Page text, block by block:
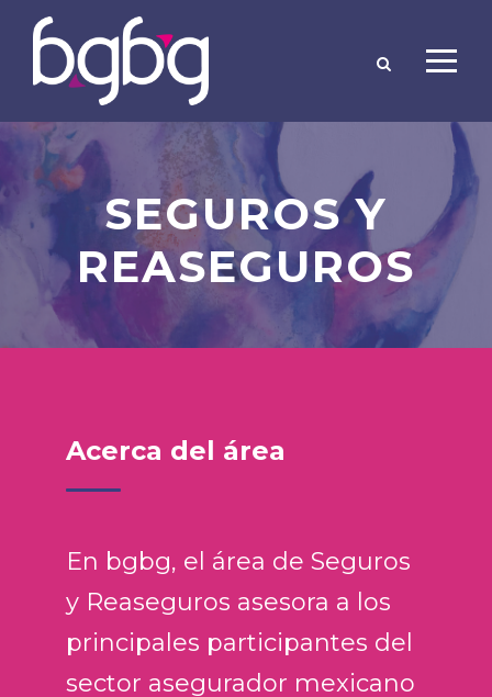
SEGUROS Y
REASEGUROS
Acerca del área
En bgbg, el área de Seguros
y Reaseguros asesora a los
principales participantes del
sector asegurador mexicano